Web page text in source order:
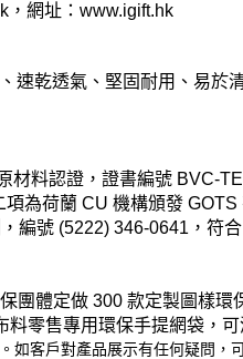
網址：www.igift.hk
乾透氣、堅固耐用、易於
料認證，證書編號 BVC-
為荷蘭 CU 機構頒發
號 (5222) 346-0641，符
團體定做 300 款定製圖樣
零售專用環保手提網袋，
如客戶對產品展示有任何疑問，